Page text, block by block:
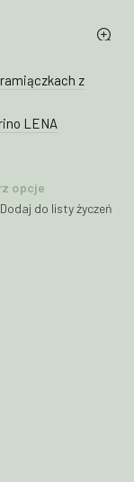
z
LENA
opcjeTen
produkt
Dodaj do listy życzeń